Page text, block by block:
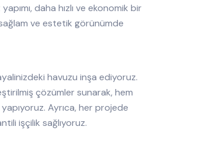
daha hızlı ve ekonomik bir
ve estetik görünümde
havuzu inşa ediyoruz.
çözümler sunarak, hem
Ayrıca, her projede
işçilik sağlıyoruz.